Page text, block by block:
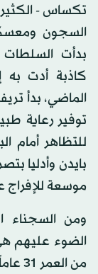
تكساس - الكثير
السجون
بدأت السلطات
الماضي، بدأ
توفير رعاية
للتظاهر أمام
بايدن وأدليا
موسعة للإفراج
ومن السجناء
الضوء عليهم
من